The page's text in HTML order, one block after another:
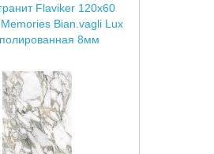
Flaviker 120x60
Bian.vagli Lux
8мм